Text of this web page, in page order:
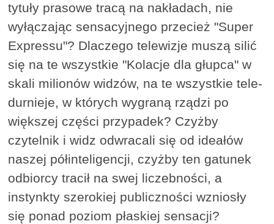
tytuły prasowe tracą na nakładach, nie
wyłączając sensacyjnego przecież "Super
Expressu"? Dlaczego telewizje muszą silić
się na te wszystkie "Kolacje dla głupca" w
skali milionów widzów, na te wszystkie tele-
durnieje, w których wygraną rządzi po
większej części przypadek? Czyżby
czytelnik i widz odwracali się od ideałów
naszej półinteligencji, czyżby ten gatunek
odbiorcy tracił na swej liczebności, a
instynkty szerokiej publiczności wzniosły
się ponad poziom płaskiej sensacji?